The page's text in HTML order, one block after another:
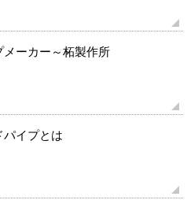
メーカー～柘製作所
パイプとは